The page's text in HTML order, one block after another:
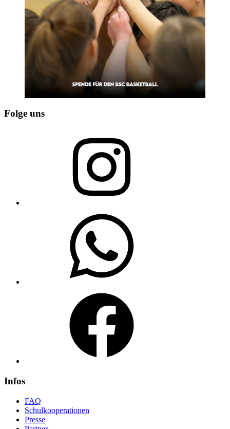
Folge uns
Infos
FAQ
Schulkooperationen
Presse